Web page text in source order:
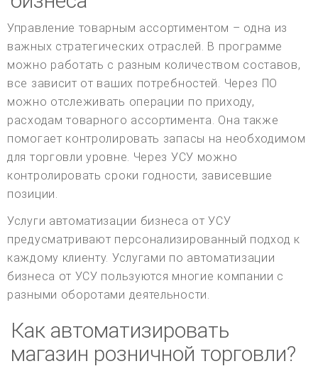
Управление товарным ассортиментом – одна из
важных стратегических отраслей. В программе
можно работать с разным количеством составов,
все зависит от ваших потребностей. Через ПО
можно отслеживать операции по приходу,
расходам товарного ассортимента. Она также
помогает контролировать запасы на необходимом
для торговли уровне. Через УСУ можно
контролировать сроки годности, зависевшие
позиции.
Услуги автоматизации бизнеса от УСУ
предусматривают персонализированный подход к
каждому клиенту. Услугами по автоматизации
бизнеса от УСУ пользуются многие компании с
разными оборотами деятельности.
Как автоматизировать
магазин розничной торговли?